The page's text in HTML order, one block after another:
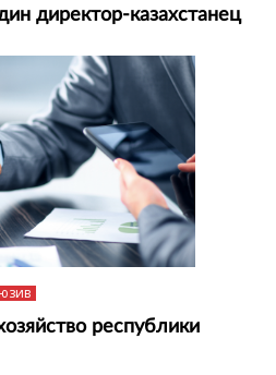
директор-казахстанец
республики